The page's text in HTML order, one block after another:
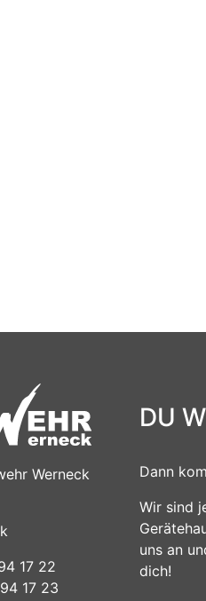
Werneck
17 22
17 23
DU
Dann
Wir sind
uns an
dich!